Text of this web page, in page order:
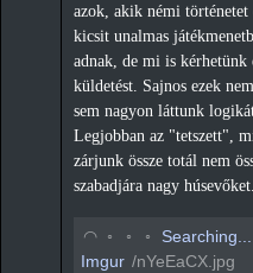
azok, akik némi
kicsit unalmas
adnak, de mi is
küldetést. Sajnos ezek
sem nagyon láttunk
Legjobban az "tetszett",
zárjunk össze totál nem
szabadjára nagy
◡ ◦ ◦ ◦
Searching...
Imgur /nYeEaCX.jpg